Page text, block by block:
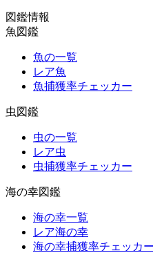
図鑑情報
魚図鑑
魚の一覧
レア魚
魚捕獲率チェッカー
虫図鑑
虫の一覧
レア虫
虫捕獲率チェッカー
海の幸図鑑
海の幸一覧
レア海の幸
海の幸捕獲率チェッカー